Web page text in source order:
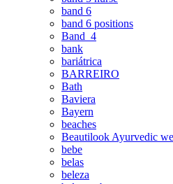
band 6
band 6 positions
Band_4
bank
bariátrica
BARREIRO
Bath
Baviera
Bayern
beaches
Beautilook Ayurvedic
bebe
belas
beleza